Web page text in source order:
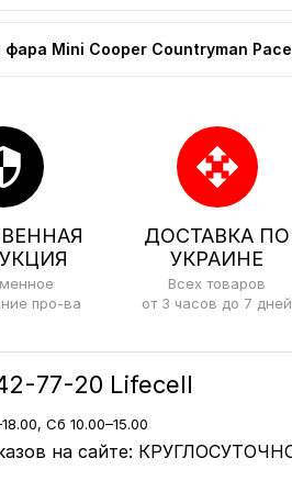
фара Mini Cooper Countryman
про-ва
open_with
ДОСТАВКА ПО
УКРАИНЕ
Всех товаров
от 3 часов до 7 дней
77-20 Lifecell
Сб 10.00–15.00
на сайте: